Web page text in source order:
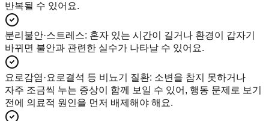
반복될 수 있어요.
분리불안·스트레스: 혼자 있는 시간이 길거나 환경이 갑자기
바뀌면 불안과 관련한 실수가 나타날 수 있어요.
요로감염·요로결석 등 비뇨기 질환: 소변을 참지 못하거나
자주 조금씩 누는 증상이 함께 보일 수 있어, 행동 문제로 보기
전에 의료적 원인을 먼저 배제해야 해요.